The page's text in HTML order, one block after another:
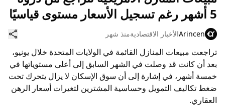
5 أشهر رغم تسجيل الأسعار مستوى قياسيًا
Arincenالأخبار الاقتصاديةمنذ شهر
تراجعت مبيعات المنازل القائمة في الولايات المتحدة خلال يونيو،
بعد أن كانت قد وصلت في الشهر السابق إلى أعلى مستوياتها في
خمسة أشهر، في إشارة إلى أن سوق الإسكان لا يزال يتحرك تحت
ضغط تكاليف التمويل وحساسية المشترين لتغيرات أسعار الرهن
العقاري.